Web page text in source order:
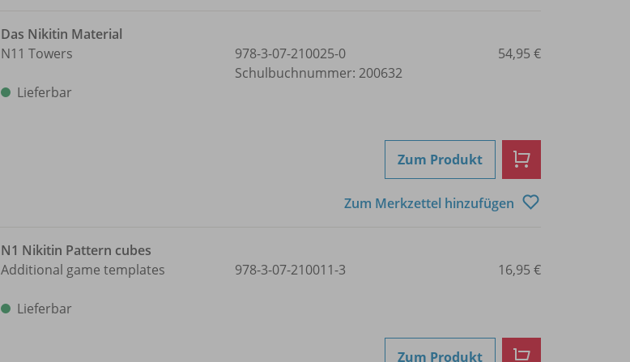
Das Nikitin Material
N11 Towers
Lieferbar
978-3-07-210025-0
Schulbuchnummer: 200632
54,95 €
Zum Produkt
Zum Merkzettel hinzufügen
N1 Nikitin Pattern cubes
Additional game templates
Lieferbar
978-3-07-210011-3 16,95 €
Zum Produkt